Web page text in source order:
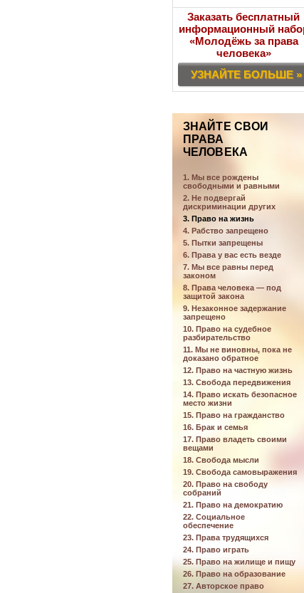
Заказать бесплатный
информационный
«Молодёжь за права
человека»
УЗНАЙТЕ БОЛЬШЕ »
ЗНАЙТЕ СВОИ
ПРАВА
ЧЕЛОВЕКА
1. Мы все рождены
свободными и равными
2. Не подвергай
дискриминации других
3. Право на жизнь
4. Рабство запрещено
5. Пытки запрещены
6. Права у вас есть везде
7. Мы все равны перед
законом
8. Права человека — под
защитой закона
9. Незаконное задержание
запрещено
10. Право на судебное
разбирательство
11. Мы не виновны, пока не
доказано обратное
12. Право на частную жизнь
13. Свобода передвижения
14. Право искать безопасное
место жизни
15. Право на гражданство
16. Брак и семья
17. Право владеть своими
вещами
18. Свобода мысли
19. Свобода самовыражения
20. Право на свободу
собраний
21. Право на демократию
22. Социальное
обеспечение
23. Права трудящихся
24. Право играть
25. Право на жилище и пищу
26. Право на образование
27. Авторское право